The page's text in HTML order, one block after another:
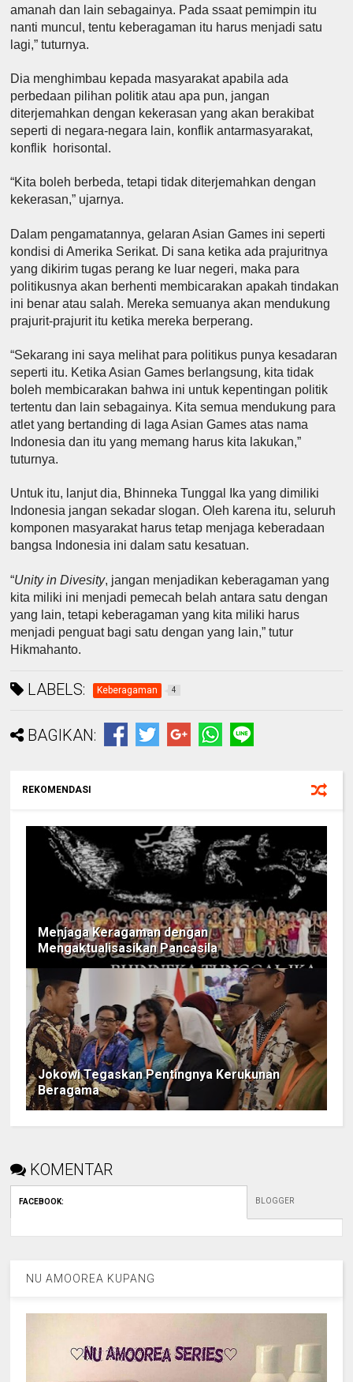
amanah dan lain sebagainya. Pada ssaat pemimpin itu
nanti muncul, tentu keberagaman itu harus menjadi satu
lagi,” tuturnya.
Dia menghimbau kepada masyarakat apabila ada
perbedaan pilihan politik atau apa pun, jangan
diterjemahkan dengan kekerasan yang akan berakibat
seperti di negara-negara lain, konflik antarmasyarakat,
konflik horisontal.
“Kita boleh berbeda, tetapi tidak diterjemahkan dengan
kekerasan,” ujarnya.
Dalam pengamatannya, gelaran Asian Games ini seperti
kondisi di Amerika Serikat. Di sana ketika ada prajuritnya
yang dikirim tugas perang ke luar negeri, maka para
politikusnya akan berhenti membicarakan apakah tindakan
ini benar atau salah. Mereka semuanya akan mendukung
prajurit-prajurit itu ketika mereka berperang.
“Sekarang ini saya melihat para politikus punya kesadaran
seperti itu. Ketika Asian Games berlangsung, kita tidak
boleh membicarakan bahwa ini untuk kepentingan politik
tertentu dan lain sebagainya. Kita semua mendukung para
atlet yang bertanding di laga Asian Games atas nama
Indonesia dan itu yang memang harus kita lakukan,”
tuturnya.
Untuk itu, lanjut dia, Bhinneka Tunggal Ika yang dimiliki
Indonesia jangan sekadar slogan. Oleh karena itu, seluruh
komponen masyarakat harus tetap menjaga keberadaan
bangsa Indonesia ini dalam satu kesatuan.
“Unity in Divesity, jangan menjadikan keberagaman yang
kita miliki ini menjadi pemecah belah antara satu dengan
yang lain, tetapi keberagaman yang kita miliki harus
menjadi penguat bagi satu dengan yang lain,” tutur
Hikmahanto.
LABELS: Keberagaman 4
BAGIKAN:
REKOMENDASI
Menjaga Keragaman dengan
Mengaktualisasikan Pancasila
Jokowi Tegaskan Pentingnya Kerukunan
Beragama
KOMENTAR
FACEBOOK: BLOGGER
NU AMOOREA KUPANG